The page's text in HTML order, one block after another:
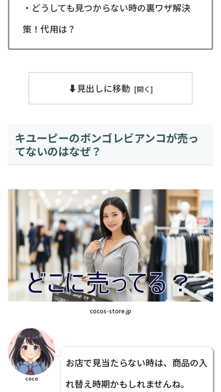
・どうしても見つからない時の裏ワザ解決
策！代用は？
⬇️見出しに移動
キユーピーのボンゴレビアンコが売っ
てないのはなぜ？
cocos-store.jp
coco
お店で見当たらない時は、商品の入
れ替え時期かもしれませんね。